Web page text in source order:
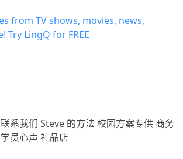
联系我们 Steve 的方法 校园方案专供 商务
学员心声 礼品店